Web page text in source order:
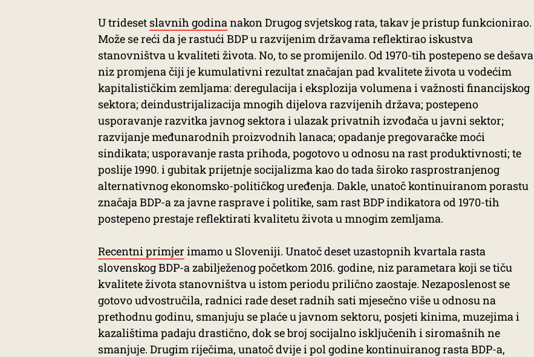
U trideset slavnih godinanakon Drugog svjetskog rata, takav je pristup funkcionirao.
Može se reći da je rastući BDP u razvijenim državama reflektirao iskustva
stanovništva u kvaliteti života. No, to se promijenilo. Od 1970-tih postepeno se dešava
niz promjena čiji je kumulativni rezultat značajan pad kvalitete života u vodećim
kapitalističkim zemljama: deregulacija i eksplozija volumena i važnosti financijskog
sektora; deindustrijalizacija mnogih dijelova razvijenih država; postepeno
usporavanje razvitka javnog sektora i ulazak privatnih izvođača u javni sektor;
razvijanje međunarodnih proizvodnih lanaca; opadanje pregovaračke moći
sindikata; usporavanje rasta prihoda, pogotovo u odnosu na rast produktivnosti; te
poslije 1990. i gubitak prijetnje socijalizma kao do tada široko rasprostranjenog
alternativnog ekonomsko-političkog uređenja. Dakle, unatoč kontinuiranom porastu
značaja BDP-a za javne rasprave i politike, sam rast BDP indikatora od 1970-tih
postepeno prestaje reflektirati kvalitetu života u mnogim zemljama.
Recentni primjer imamo u Sloveniji. Unatoč deset uzastopnih kvartala rasta
slovenskog BDP-a zabilježenog početkom 2016. godine, niz parametara koji se tiču
kvalitete života stanovništva u istom periodu prilično zaostaje. Nezaposlenost se
gotovo udvostručila, radnici rade deset radnih sati mjesečno više u odnosu na
prethodnu godinu, smanjuju se plaće u javnom sektoru, posjeti kinima, muzejima i
kazalištima padaju drastično, dok se broj socijalno isključenih i siromašnih ne
smanjuje. Drugim riječima, unatoč dvije i pol godine kontinuiranog rasta BDP-a,